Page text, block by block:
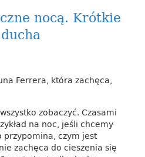
nocą. Krótkie
Ferrera, która zachęca,
zobaczyć. Czasami
na noc, jeśli chcemy
przypomina, czym jest
zachęca do cieszenia się